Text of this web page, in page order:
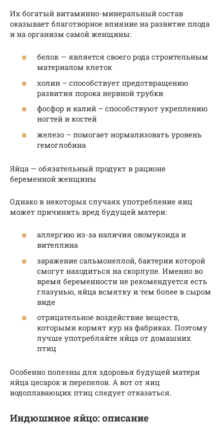
Их богатый витаминно-минеральный состав
оказывает благотворное влияние на развитие плода
и на организм самой женщины:
белок — является своего рода строительным
материалом клеток
холин – способствует предотвращению
развития порока нервной трубки
фосфор и калий – способствуют укреплению
ногтей и костей
железо – помогает нормализовать уровень
гемоглобина
Яйца — обязательный продукт в рационе
беременной женщины
Однако в некоторых случаях употребление яиц
может причинить вред будущей матери:
аллергию из-за наличия овомукоида и
вителлина
заражение сальмонеллой, бактерии которой
смогут находиться на скорлупе. Именно во
время беременности не рекомендуется есть
глазунью, яйца всмятку и тем более в сыром
виде
отрицательное воздействие веществ,
которыми кормят кур на фабриках. Поэтому
лучше употребляйте яйца от домашних
птиц
Особенно полезны для здоровья будущей матери
яйца цесарок и перепелов. А вот от яиц
водоплавающих птиц следует отказаться.
Индюшиное яйцо: описание